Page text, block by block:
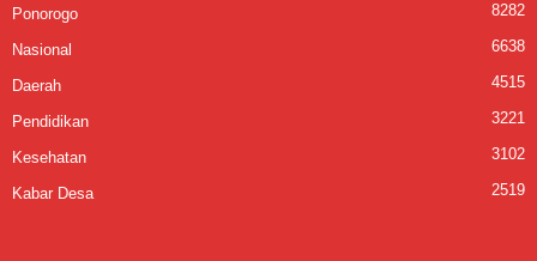
Ponorogo 8282
Nasional 6638
Daerah 4515
Pendidikan 3221
Kesehatan 3102
Kabar Desa 2519